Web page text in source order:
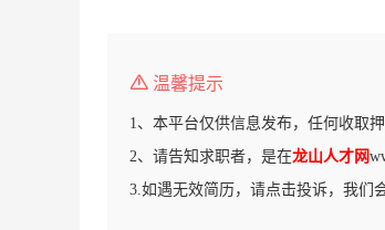
温馨提示
1、本平台仅供信息发布，任何收取
2、请告知求职者，是在龙山人才网
3.如遇无效简历，请点击投诉，我们